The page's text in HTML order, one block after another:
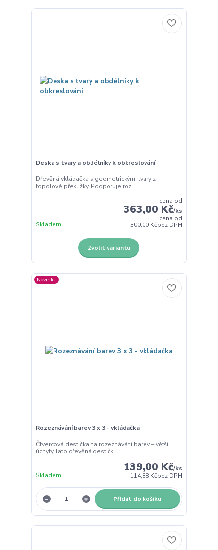
Deska s tvary a obdélníky k obkreslování
Dřevěná vkládačka s geometrickými tvary z
topolové překližky. Podporuje roz...
cena od
363,00 Kč/ks
cena od
300,00 Kčbez DPH
Skladem
Zvolit variantu
Novinka
Rozeznávání barev 3 x 3 - vkládačka
Čtvercová destička na rozeznávání barev – větší
úchyty Tato dřevěná destičk...
139,00 Kč/ks
114,88 Kčbez DPH
Skladem
Přidat do košíku